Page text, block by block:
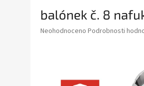
balónek č. 8
Průměrné
Neohodnoceno Podrobnosti